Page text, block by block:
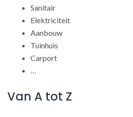
Sanitair
Elektriciteit
Aanbouw
Tuinhuis
Carport
…
Van A tot Z